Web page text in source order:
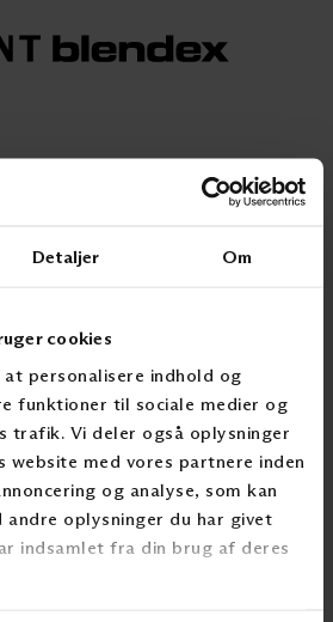
Detaljer Om
cookies
personalisere indhold og
funktioner til sociale medier og
trafik. Vi deler også oplysninger
website med vores partnere inden
og analyse, som kan
andre oplysninger du har givet
indsamlet fra din brug af deres